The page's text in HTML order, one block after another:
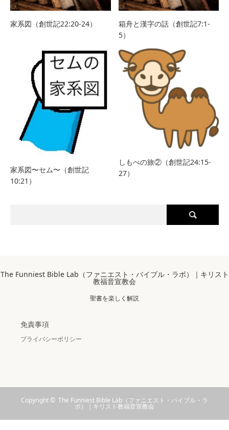
家系図（創世記22:20-24）
箱舟と漢字の話（創世記7:1-
5）
家系図〜セム〜（創世記
10:21）
しもべの旅②（創世記24:15-
27）
The Funniest Bible Lab（ファニエスト・バイブル・ラボ）｜キリスト
教福音宣教会
聖書を楽しく解説
免責事項
プライバシーポリシー
Copyright © The Funniest Bible Lab（ファニエスト・バイブル・ラ
ボ）｜キリスト教福音宣教会